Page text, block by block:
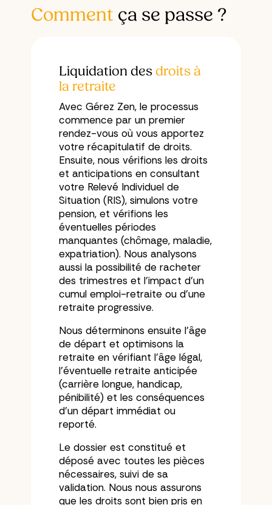
Comment ça se passe ?
Liquidation des droits à
la retraite
Avec Gérez Zen, le processus
commence par un premier
rendez-vous où vous apportez
votre récapitulatif de droits.
Ensuite, nous vérifions les droits
et anticipations en consultant
votre Relevé Individuel de
Situation (RIS), simulons votre
pension, et vérifions les
éventuelles périodes
manquantes (chômage, maladie,
expatriation). Nous analysons
aussi la possibilité de racheter
des trimestres et l'impact d'un
cumul emploi-retraite ou d'une
retraite progressive.
Nous déterminons ensuite l'âge
de départ et optimisons la
retraite en vérifiant l'âge légal,
l'éventuelle retraite anticipée
(carrière longue, handicap,
pénibilité) et les conséquences
d'un départ immédiat ou
reporté.
Le dossier est constitué et
déposé avec toutes les pièces
nécessaires, suivi de sa
validation. Nous nous assurons
que les droits sont bien pris en